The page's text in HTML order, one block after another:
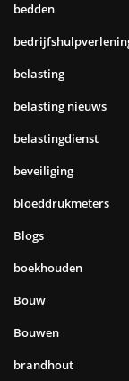
bedden
belasting
belasting nieuws
belastingdienst
beveiliging
bloeddrukmeters
Blogs
boekhouden
Bouw
Bouwen
brandhout